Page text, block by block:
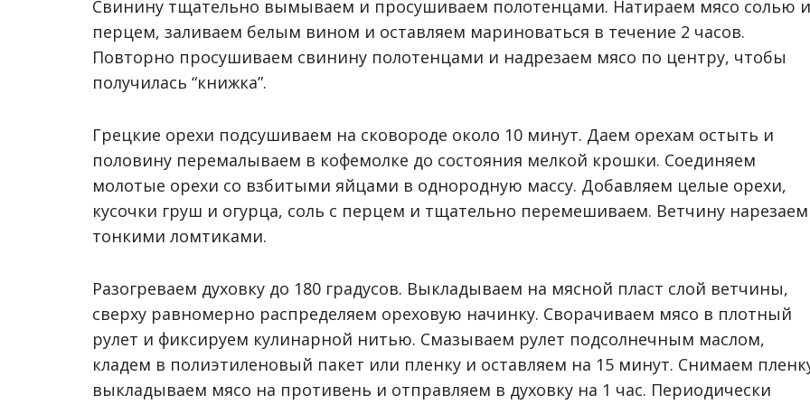
Свинину тщательно вымываем и просушиваем полотенцами. Натираем мясо солью и
перцем, заливаем белым вином и оставляем мариноваться в течение 2 часов.
Повторно просушиваем свинину полотенцами и надрезаем мясо по центру, чтобы
получилась “книжка”.
Грецкие орехи подсушиваем на сковороде около 10 минут. Даем орехам остыть и
половину перемалываем в кофемолке до состояния мелкой крошки. Соединяем
молотые орехи со взбитыми яйцами в однородную массу. Добавляем целые орехи,
кусочки груш и огурца, соль с перцем и тщательно перемешиваем. Ветчину нарезаем
тонкими ломтиками.
Разогреваем духовку до 180 градусов. Выкладываем на мясной пласт слой ветчины,
сверху равномерно распределяем ореховую начинку. Сворачиваем мясо в плотный
рулет и фиксируем кулинарной нитью. Смазываем рулет подсолнечным маслом,
кладем в полиэтиленовый пакет или пленку и оставляем на 15 минут. Снимаем
выкладываем мясо на противень и отправляем в духовку на 1 час. Периодически